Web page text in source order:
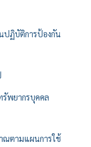
ปฏิบัติการป้องกัน
พยากรบุคคล
ณตามแผนการใช้